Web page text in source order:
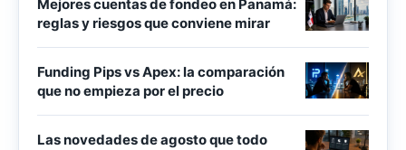
Mejores cuentas de fondeo en Panamá:
reglas y riesgos que conviene mirar
Funding Pips vs Apex: la comparación
que no empieza por el precio
Las novedades de agosto que todo